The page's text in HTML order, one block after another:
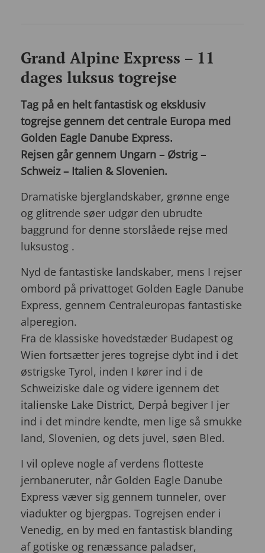
Grand Alpine Express – 11
dages luksus togrejse
Tag på en helt fantastisk og eksklusiv
togrejse gennem det centrale Europa med
Golden Eagle Danube Express.
Rejsen går gennem Ungarn – Østrig –
Schweiz – Italien & Slovenien.
Dramatiske bjerglandskaber, grønne enge
og glitrende søer udgør den ubrudte
baggrund for denne storslåede rejse med
luksustog .
Nyd de fantastiske landskaber, mens I rejser
ombord på privattoget Golden Eagle Danube
Express, gennem Centraleuropas fantastiske
alperegion.
Fra de klassiske hovedstæder Budapest og
Wien fortsætter jeres togrejse dybt ind i det
østrigske Tyrol, inden I kører ind i de
Schweiziske dale og videre igennem det
italienske Lake District, Derpå begiver I jer
ind i det mindre kendte, men lige så smukke
land, Slovenien, og dets juvel, søen Bled.
I vil opleve nogle af verdens flotteste
jernbaneruter, når Golden Eagle Danube
Express væver sig gennem tunneler, over
viadukter og bjergpas. Togrejsen ender i
Venedig, en by med en fantastisk blanding
af gotiske og renæssance paladser,